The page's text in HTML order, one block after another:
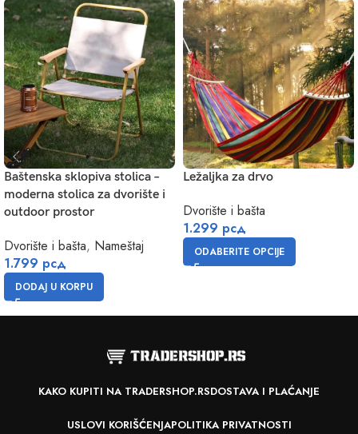
Baštenska sklopiva stolica –
moderna stolica za dvorište i
outdoor prostor
Dvorište i bašta, Nameštaj
1.799 рсд
DODAJ U KORPU
Ležaljka za drvo
Dvorište i bašta
1.299 рсд
ODABERITE OPCIJE
KAKO KUPITI NA TRADERSHOP.RSDOSTAVA I PLAĆANJE
USLOVI KORIŠĆENJAPOLITIKA PRIVATNOSTI